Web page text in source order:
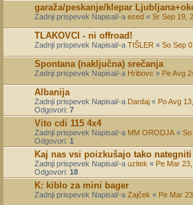
garaža/peskanje/klepar
Zadnji prispevek Napisal/-a esed « Sr Sep 19,
TLAKOVCI - ni offroad!
Zadnji prispevek Napisal/-a TIŠLER « So Sep
Spontana (naključna) srečanja
Zadnji prispevek Napisal/-a Hribovc « Pe Avg
Albanija
Zadnji prispevek Napisal/-a Dardaj « Po Avg
Odgovori: 7
Vito cdi 115 4x4
Zadnji prispevek Napisal/-a MM ORODJA « So
Odgovori: 1
Kaj nas vsi poizkušajo tako
Zadnji prispevek Napisal/-a uzitek « Pe Mar
Odgovori: 18
K: kiblo za mini bager
Zadnji prispevek Napisal/-a Zajček « Pe Mar